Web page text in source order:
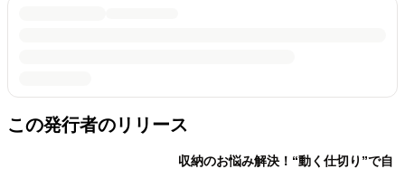
この発行者のリリース
収納のお悩み解決！“動く仕切り”で自